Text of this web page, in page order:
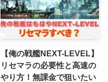
【俺の戦艦NEXT-LEVEL】
リセマラの必要性と高速の
やり方！無課金で狙いたい